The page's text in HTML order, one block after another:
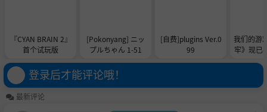
『CYAN BRAIN 2』
首个试玩版
[Pokonyang] ニッ
プルちゃん 1-51
[自费]plugins Ver.0
99
我们的游
牢》现已
登录后才能评论哦！
最新评论